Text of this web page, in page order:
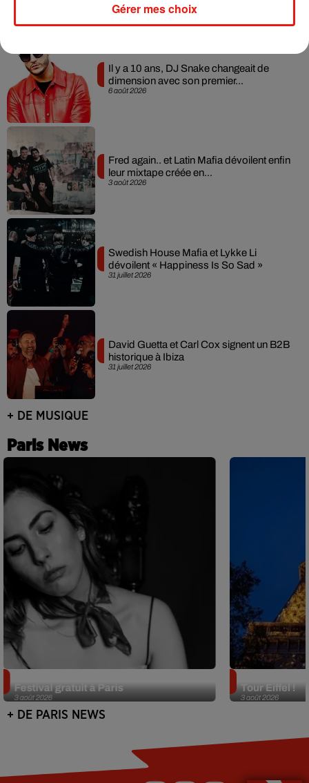
6 août 2026
Il y a 10 ans, DJ Snake changeait de
dimension avec son premier...
3 août 2026
Fred again.. et Latin Mafia dévoilent enfin
leur mixtape créée en...
31 juillet 2026
Swedish House Mafia et Lykke Li
dévoilent « Happiness Is So Sad »
31 juillet 2026
David Guetta et Carl Cox signent un B2B
historique à Ibiza
+ DE MUSIQUE
Paris News
3 août 2026
Festival gratuit à Paris
3 août 2026
Tour Eiffel !
+ DE PARIS NEWS
Gérer mes choix